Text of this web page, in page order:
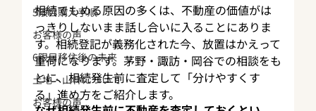
5限目購入手順
お客様の声
6限目移住後の未来
土地・山林について
お客様の声
相続でもめる原因の多くは、不動産の価値がは
っきりしないまま話し合いに入ることにありま
す。相続登記が義務化された今、放置はかえって
重荷になります。茅野・諏訪・岡谷での相談をも
とに、相続発生前に査定して「分けやすくす
る」進め方をご紹介します。